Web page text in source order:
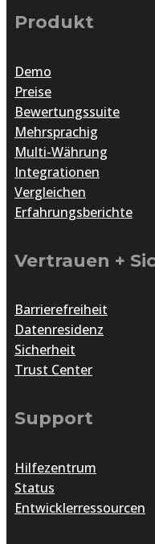
Produkt
Demo
Preise
Bewertungssuite
Mehrsprachig
Multi-Währung
Integrationen
Vergleichen
Erfahrungsberichte
Vertrauen +
Barrierefreiheit
Datenresidenz
Sicherheit
Trust Center
Support
Hilfezentrum
Status
Entwicklerressourcen